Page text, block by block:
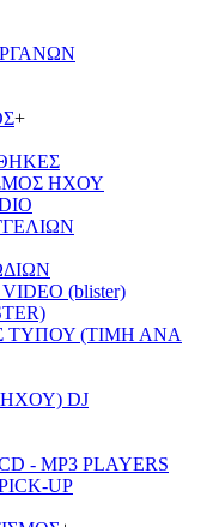
+
ΗΧΟΥ
(blister)
ΤΥΠΟΥ (ΤΙΜΗ ΑΝΑ
ΗΧΟΥ) DJ
- ΜΡ3 PLAYERS
UP